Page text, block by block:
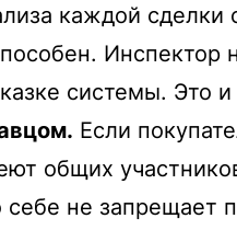
каждой
Инспектор
системы. Это
Если
общих
себе не